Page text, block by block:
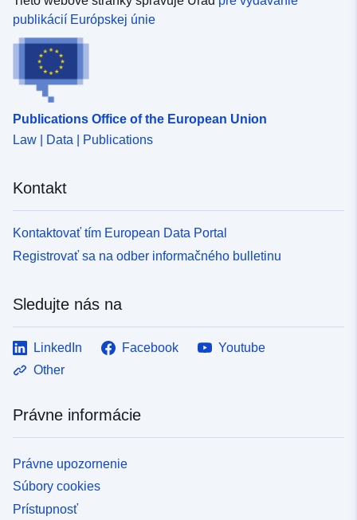
publikácií Európskej únie
Publications Office of the European Union
Law | Data | Publications
Kontakt
Kontaktovať tím European Data Portal
Registrovať sa na odber informačného bulletinu
Sledujte nás na
LinkedIn Facebook
Youtube
Other
Právne informácie
Právne upozornenie
Súbory cookies
Prístupnosť